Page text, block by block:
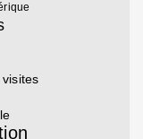
visites